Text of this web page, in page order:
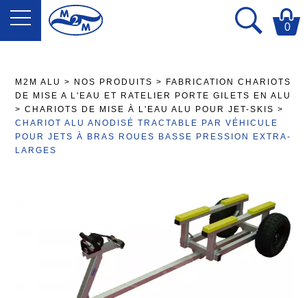
0
M2M ALU > NOS PRODUITS >
FABRICATION CHARIOTS
DE MISE A L'EAU ET RATELIER PORTE GILETS EN ALU
>CHARIOTS DE MISE À L'EAU ALU POUR JET-SKIS >
CHARIOT ALU ANODISÉ TRACTABLE PAR VÉHICULE
POUR JETS À BRAS ROUES BASSE PRESSION EXTRA-
LARGES